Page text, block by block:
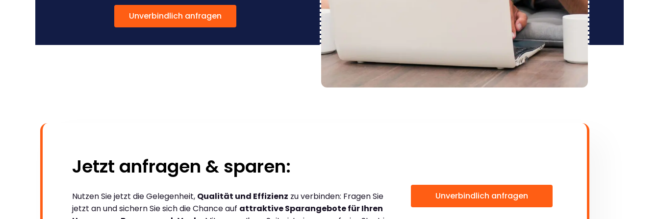
Unverbindlich anfragen
Jetzt anfragen & sparen:
Nutzen Sie jetzt die Gelegenheit, Qualität und Effizienz zu verbinden: Fragen Sie
jetzt an und sichern Sie sich die Chance auf attraktive Sparangebote für Ihren
Unverbindlich anfragen